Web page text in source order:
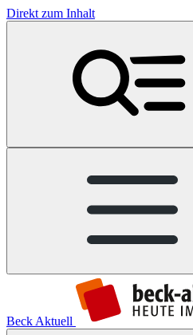
Direkt zum Inhalt
Beck Aktuell